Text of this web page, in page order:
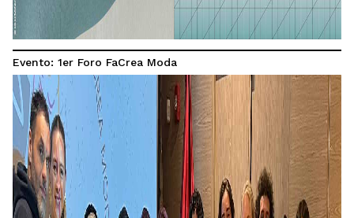
Evento: 1er Foro FaCrea Moda